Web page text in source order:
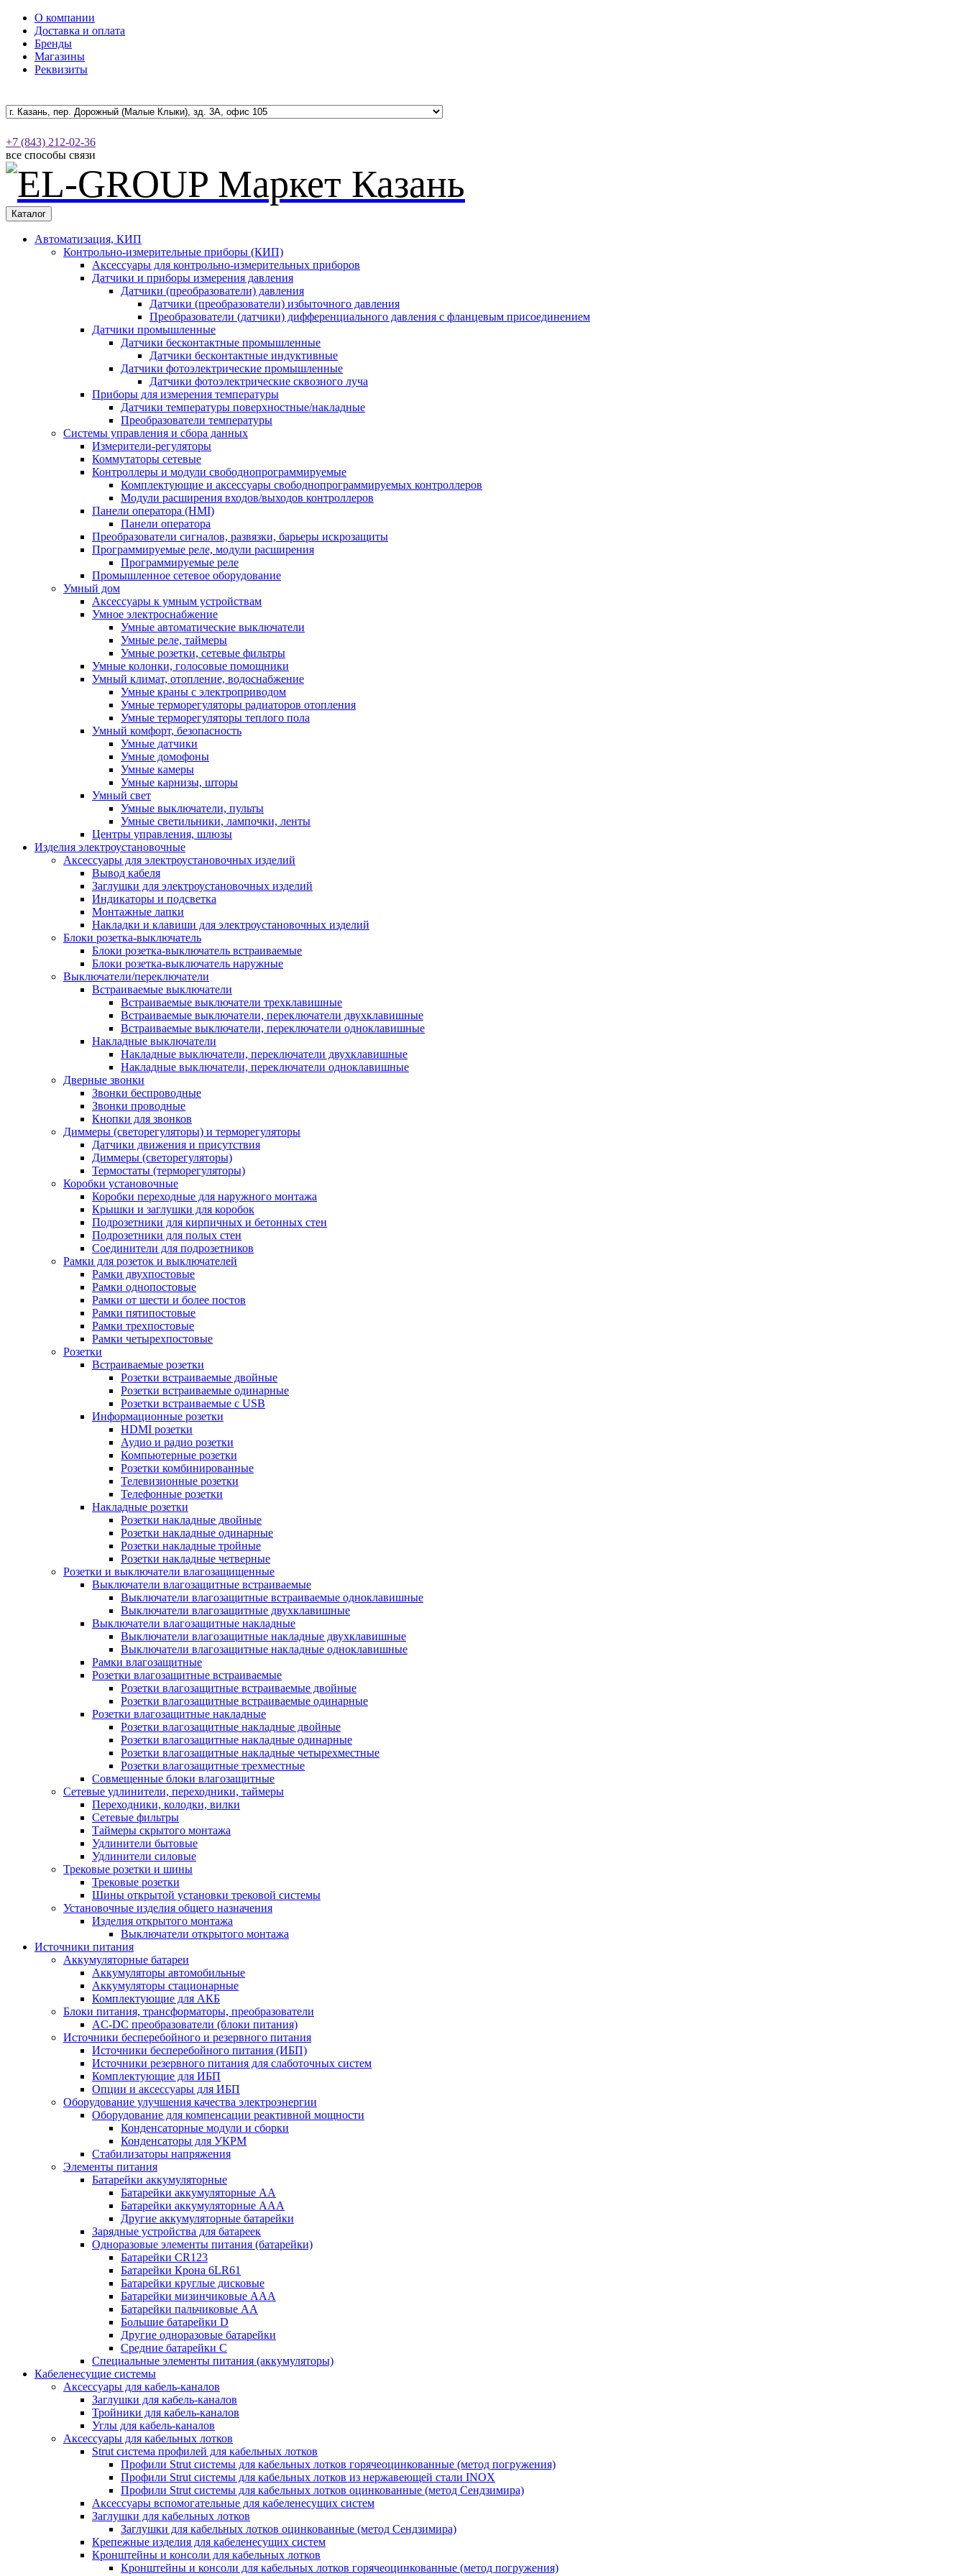
О компании
Доставка и оплата
Бренды
Магазины
Реквизиты
+7 (843) 212-02-36
все способы связи
Каталог
Автоматизация, КИП
Контрольно-измерительные приборы (КИП)
Аксессуары для контрольно-измерительных приборов
Датчики и приборы измерения давления
Датчики (преобразователи) давления
Датчики (преобразователи) избыточного давления
Преобразователи (датчики) дифференциального давления с фланцевым присоединением
Датчики промышленные
Датчики бесконтактные промышленные
Датчики бесконтактные индуктивные
Датчики фотоэлектрические промышленные
Датчики фотоэлектрические сквозного луча
Приборы для измерения температуры
Датчики температуры поверхностные/накладные
Преобразователи температуры
Системы управления и сбора данных
Измерители-регуляторы
Коммутаторы сетевые
Контроллеры и модули свободнопрограммируемые
Комплектующие и аксессуары свободнопрограммируемых контроллеров
Модули расширения входов/выходов контроллеров
Панели оператора (HMI)
Панели оператора
Преобразователи сигналов, развязки, барьеры искрозащиты
Программируемые реле, модули расширения
Программируемые реле
Промышленное сетевое оборудование
Умный дом
Аксессуары к умным устройствам
Умное электроснабжение
Умные автоматические выключатели
Умные реле, таймеры
Умные розетки, сетевые фильтры
Умные колонки, голосовые помощники
Умный климат, отопление, водоснабжение
Умные краны с электроприводом
Умные терморегуляторы радиаторов отопления
Умные терморегуляторы теплого пола
Умный комфорт, безопасность
Умные датчики
Умные домофоны
Умные камеры
Умные карнизы, шторы
Умный свет
Умные выключатели, пульты
Умные светильники, лампочки, ленты
Центры управления, шлюзы
Изделия электроустановочные
Аксессуары для электроустановочных изделий
Вывод кабеля
Заглушки для электроустановочных изделий
Индикаторы и подсветка
Монтажные лапки
Накладки и клавиши для электроустановочных изделий
Блоки розетка-выключатель
Блоки розетка-выключатель встраиваемые
Блоки розетка-выключатель наружные
Выключатели/переключатели
Встраиваемые выключатели
Встраиваемые выключатели трехклавишные
Встраиваемые выключатели, переключатели двухклавишные
Встраиваемые выключатели, переключатели одноклавишные
Накладные выключатели
Накладные выключатели, переключатели двухклавишные
Накладные выключатели, переключатели одноклавишные
Дверные звонки
Звонки беспроводные
Звонки проводные
Кнопки для звонков
Диммеры (светорегуляторы) и терморегуляторы
Датчики движения и присутствия
Диммеры (светорегуляторы)
Термостаты (терморегуляторы)
Коробки установочные
Коробки переходные для наружного монтажа
Крышки и заглушки для коробок
Подрозетники для кирпичных и бетонных стен
Подрозетники для полых стен
Соединители для подрозетников
Рамки для розеток и выключателей
Рамки двухпостовые
Рамки однопостовые
Рамки от шести и более постов
Рамки пятипостовые
Рамки трехпостовые
Рамки четырехпостовые
Розетки
Встраиваемые розетки
Розетки встраиваемые двойные
Розетки встраиваемые одинарные
Розетки встраиваемые с USB
Информационные розетки
HDMI розетки
Аудио и радио розетки
Компьютерные розетки
Розетки комбинированные
Телевизионные розетки
Телефонные розетки
Накладные розетки
Розетки накладные двойные
Розетки накладные одинарные
Розетки накладные тройные
Розетки накладные четверные
Розетки и выключатели влагозащищенные
Выключатели влагозащитные встраиваемые
Выключатели влагозащитные встраиваемые одноклавишные
Выключатели влагозащитные двухклавишные
Выключатели влагозащитные накладные
Выключатели влагозащитные накладные двухклавишные
Выключатели влагозащитные накладные одноклавишные
Рамки влагозащитные
Розетки влагозащитные встраиваемые
Розетки влагозащитные встраиваемые двойные
Розетки влагозащитные встраиваемые одинарные
Розетки влагозащитные накладные
Розетки влагозащитные накладные двойные
Розетки влагозащитные накладные одинарные
Розетки влагозащитные накладные четырехместные
Розетки влагозащитные трехместные
Совмещенные блоки влагозащитные
Сетевые удлинители, переходники, таймеры
Переходники, колодки, вилки
Сетевые фильтры
Таймеры скрытого монтажа
Удлинители бытовые
Удлинители силовые
Трековые розетки и шины
Трековые розетки
Шины открытой установки трековой системы
Установочные изделия общего назначения
Изделия открытого монтажа
Выключатели открытого монтажа
Источники питания
Аккумуляторные батареи
Аккумуляторы автомобильные
Аккумуляторы стационарные
Комплектующие для АКБ
Блоки питания, трансформаторы, преобразователи
AC-DC преобразователи (блоки питания)
Источники бесперебойного и резервного питания
Источники бесперебойного питания (ИБП)
Источники резервного питания для слаботочных систем
Комплектующие для ИБП
Опции и аксессуары для ИБП
Оборудование улучшения качества электроэнергии
Оборудование для компенсации реактивной мощности
Конденсаторные модули и сборки
Конденсаторы для УКРМ
Стабилизаторы напряжения
Элементы питания
Батарейки аккумуляторные
Батарейки аккумуляторные АА
Батарейки аккумуляторные ААА
Другие аккумуляторные батарейки
Зарядные устройства для батареек
Одноразовые элементы питания (батарейки)
Батарейки CR123
Батарейки Крона 6LR61
Батарейки круглые дисковые
Батарейки мизинчиковые ААА
Батарейки пальчиковые АА
Большие батарейки D
Другие одноразовые батарейки
Средние батарейки C
Специальные элементы питания (аккумуляторы)
Кабеленесущие системы
Аксессуары для кабель-каналов
Заглушки для кабель-каналов
Тройники для кабель-каналов
Углы для кабель-каналов
Аксессуары для кабельных лотков
Strut система профилей для кабельных лотков
Профили Strut системы для кабельных лотков горячеоцинкованные (метод погружения)
Профили Strut системы для кабельных лотков из нержавеющей стали INOX
Профили Strut системы для кабельных лотков оцинкованные (метод Сендзимира)
Аксессуары вспомогательные для кабеленесущих систем
Заглушки для кабельных лотков
Заглушки для кабельных лотков оцинкованные (метод Сендзимира)
Крепежные изделия для кабеленесущих систем
Кронштейны и консоли для кабельных лотков
Кронштейны и консоли для кабельных лотков горячеоцинкованные (метод погружения)